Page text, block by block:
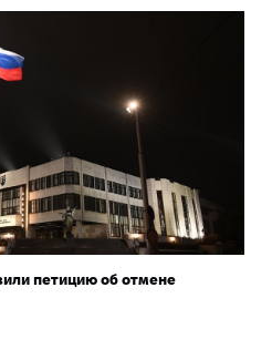
петицию об отмене